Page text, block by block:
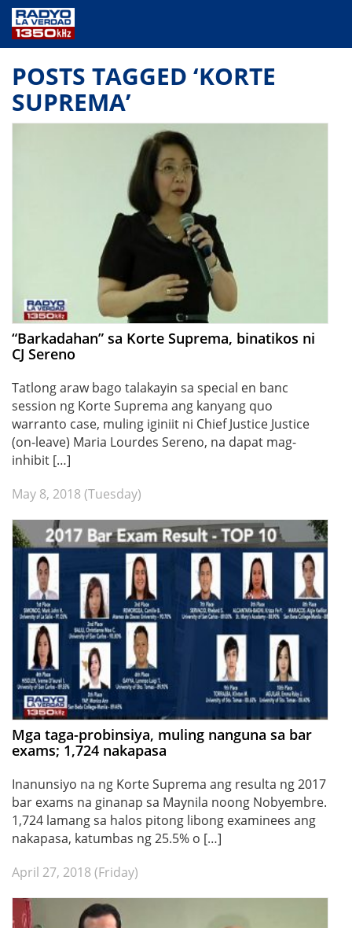
PUBLIC SERVICE
ANNOUNCEMENTS
PROGRAMS
POSTS TAGGED ‘KORTE
SUPREMA’
“Barkadahan” sa Korte Suprema, binatikos ni
CJ Sereno
Tatlong araw bago talakayin sa special en banc
session ng Korte Suprema ang kanyang quo
warranto case, muling iginiit ni Chief Justice Justice
(on-leave) Maria Lourdes Sereno, na dapat mag-
inhibit […]
May 8, 2018 (Tuesday)
Mga taga-probinsiya, muling nanguna sa bar
exams; 1,724 nakapasa
Inanunsiyo na ng Korte Suprema ang resulta ng 2017
bar exams na ginanap sa Maynila noong Nobyembre.
1,724 lamang sa halos pitong libong examinees ang
nakapasa, katumbas ng 25.5% o […]
April 27, 2018 (Friday)